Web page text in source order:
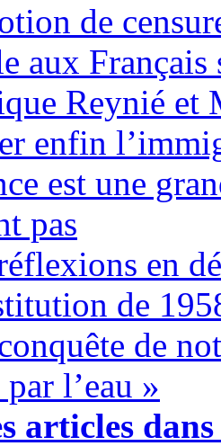
de
aux
Reynié et
enfin
est une
pas
en
de
de
par l’eau »
articles